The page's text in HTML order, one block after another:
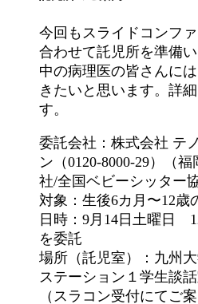
今回もスライドコンフ
合わせて託児所を準備
中の病理医の皆さんに
きたいと思います。詳
す。
委託会社：株式会社 テ
ン（0120-8000-29）（
社/全国ベビーシッター
対象：生後6カ月〜12歳
日時：9月14日土曜日
を委託
場所（託児室）：九州
ステーション１学生談
（スラコン受付にてご